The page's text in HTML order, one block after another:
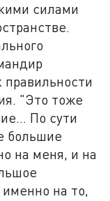
силами
правильности
"Это тоже
По сути
большие
на меня, и на
именно на то,